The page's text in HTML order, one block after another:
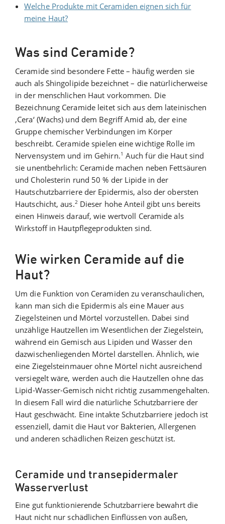
Welche Produkte mit Ceramiden eignen sich für
meine Haut?
Was sind Ceramide?
Ceramide sind besondere Fette – häufig werden sie
auch als Shingolipide bezeichnet – die natürlicherweise
in der menschlichen Haut vorkommen. Die
Bezeichnung Ceramide leitet sich aus dem lateinischen
‚Cera‘ (Wachs) und dem Begriff Amid ab, der eine
Gruppe chemischer Verbindungen im Körper
beschreibt. Ceramide spielen eine wichtige Rolle im
Nervensystem und im Gehirn.1 Auch für die Haut sind
sie unentbehrlich: Ceramide machen neben Fettsäuren
und Cholesterin rund 50 % der Lipide in der
Hautschutzbarriere der Epidermis, also der obersten
Hautschicht, aus.2Dieser hohe Anteil gibt uns bereits
einen Hinweis darauf, wie wertvoll Ceramide als
Wirkstoff in Hautpflegeprodukten sind.
Wie wirken Ceramide auf die
Haut?
Um die Funktion von Ceramiden zu veranschaulichen,
kann man sich die Epidermis als eine Mauer aus
Ziegelsteinen und Mörtel vorzustellen. Dabei sind
unzählige Hautzellen im Wesentlichen der Ziegelstein,
während ein Gemisch aus Lipiden und Wasser den
dazwischenliegenden Mörtel darstellen. Ähnlich, wie
eine Ziegelsteinmauer ohne Mörtel nicht ausreichend
versiegelt wäre, werden auch die Hautzellen ohne das
Lipid-Wasser-Gemisch nicht richtig zusammengehalten.
In diesem Fall wird die natürliche Schutzbarriere der
Haut geschwächt. Eine intakte Schutzbarriere jedoch ist
essenziell, damit die Haut vor Bakterien, Allergenen
und anderen schädlichen Reizen geschützt ist.
Ceramide und transepidermaler
Wasserverlust
Eine gut funktionierende Schutzbarriere bewahrt die
Haut nicht nur schädlichen Einflüssen von außen,